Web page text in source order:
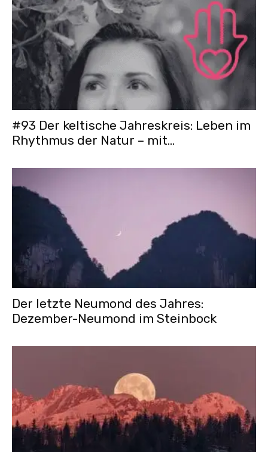
#93 Der keltische Jahreskreis: Leben im
Rhythmus der Natur – mit...
Der letzte Neumond des Jahres:
Dezember-Neumond im Steinbock